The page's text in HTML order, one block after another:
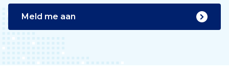
Meld me aan